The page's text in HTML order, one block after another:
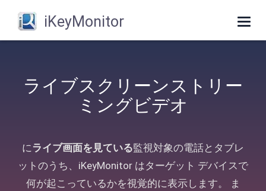
iKeyMonitor
ライブスクリーンストリー
ミングビデオ
にライブ画面を見ている監視対象の電話とタブレ
ットのうち、iKeyMonitor はターゲット デバイスで
何が起こっているかを視覚的に表示します。 ま